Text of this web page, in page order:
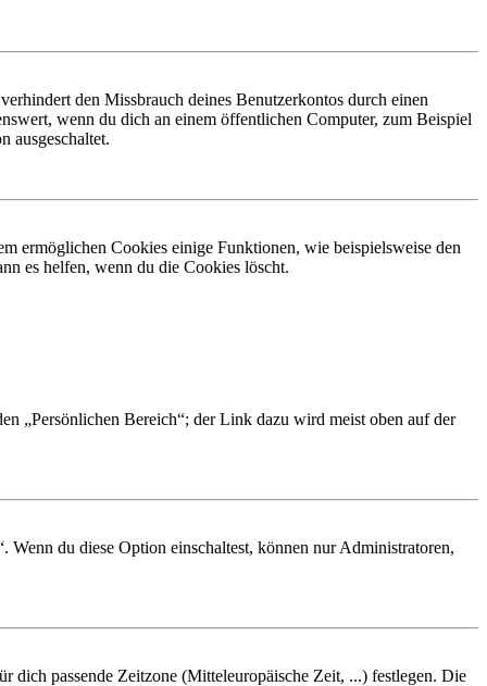
den Missbrauch deines Benutzerkontos durch einen
wenn du dich an einem öffentlichen Computer, zum Beispiel
ausgeschaltet.
ermöglichen Cookies einige Funktionen, wie beispielsweise den
es helfen, wenn du die Cookies löscht.
„Persönlichen Bereich“; der Link dazu wird meist oben auf der
du diese Option einschaltest, können nur Administratoren,
dich passende Zeitzone (Mitteleuropäische Zeit, ...) festlegen. Die